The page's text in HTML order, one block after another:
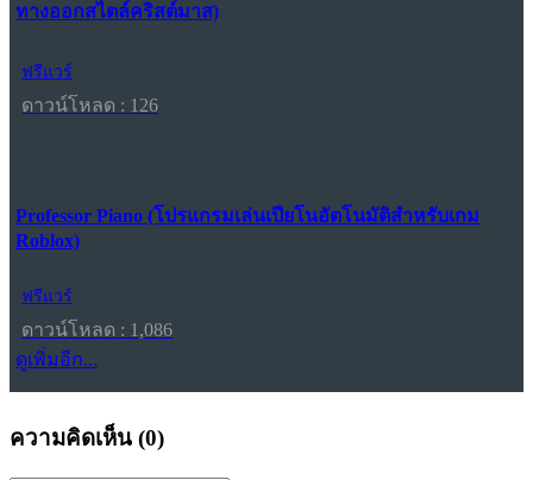
ทางออกสไตล์คริสต์มาส)
ฟรีแวร์
ดาวน์โหลด : 126
Professor Piano (โปรแกรมเล่นเปียโนอัตโนมัติสำหรับเกม
Roblox)
ฟรีแวร์
ดาวน์โหลด : 1,086
ดูเพิ่มอีก...
ความคิดเห็น (0)